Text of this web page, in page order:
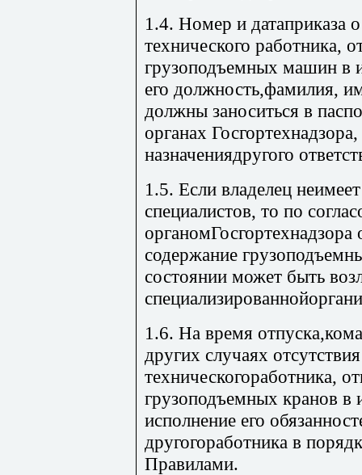
1.4. Номер и датаприказа
технического работника,
грузоподъемных машин в
его должность,фамилия,
должны заноситься в
органах
назначениядругого
1.5. Если владелец
специалистов, то по
органомГосгортехнадзора
содержание
состоянии может быть
1.6. На время
других случаях
техническогоработника,
грузоподъемных кранов в
исполнение его
другогоработника в
Правилами.